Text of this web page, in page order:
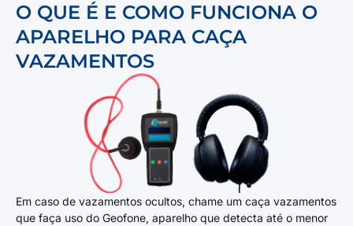
O QUE É E COMO FUNCIONA O
APARELHO PARA CAÇA
VAZAMENTOS
Em caso de vazamentos ocultos, chame um caça vazamentos
que faça uso do Geofone, aparelho que detecta até o menor